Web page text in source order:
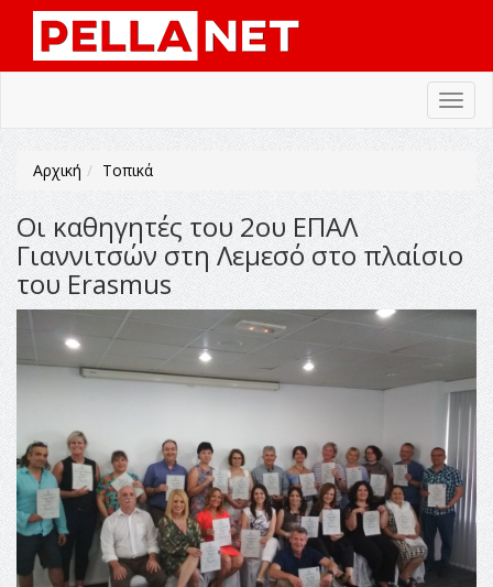
Αρχική Τοπικά
Οι καθηγητές του 2ου ΕΠΑΛ
Γιαννιτσών στη Λεμεσό στο πλαίσιο
του Erasmus